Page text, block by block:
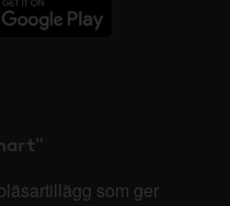
som ger